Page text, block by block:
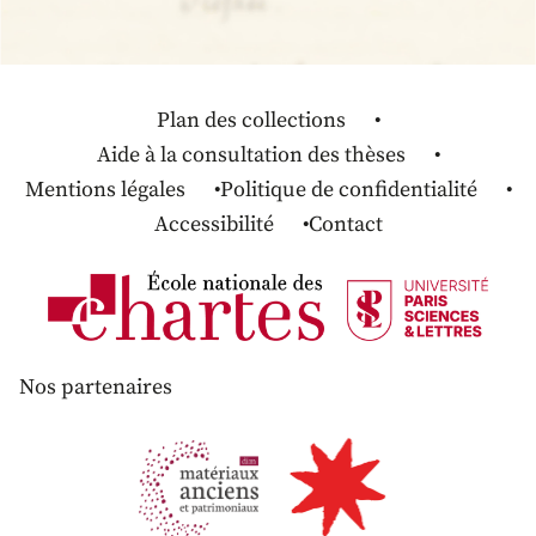
Plan des collections
Aide à la consultation des thèses
Mentions légales
Politique de confidentialité
Accessibilité
Contact
Nos partenaires